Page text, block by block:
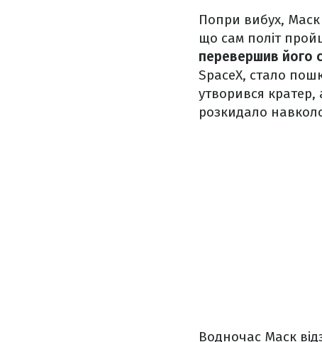
Попри вибух,
що сам політ
перевершив його
SpaceX, стало
утворився кратер,
розкидало
Водночас Маск